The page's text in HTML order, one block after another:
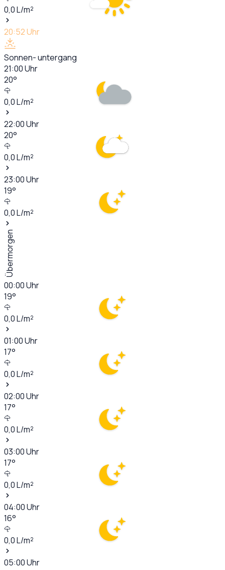
0,0L/m²
20:52Uhr
Sonnen- untergang
21:00Uhr
20°
0,0L/m²
22:00Uhr
20°
0,0L/m²
23:00Uhr
19°
0,0L/m²
Übermorgen
00:00Uhr
19°
0,0L/m²
01:00Uhr
17°
0,0L/m²
02:00Uhr
17°
0,0L/m²
03:00Uhr
17°
0,0L/m²
04:00Uhr
16°
0,0L/m²
05:00Uhr